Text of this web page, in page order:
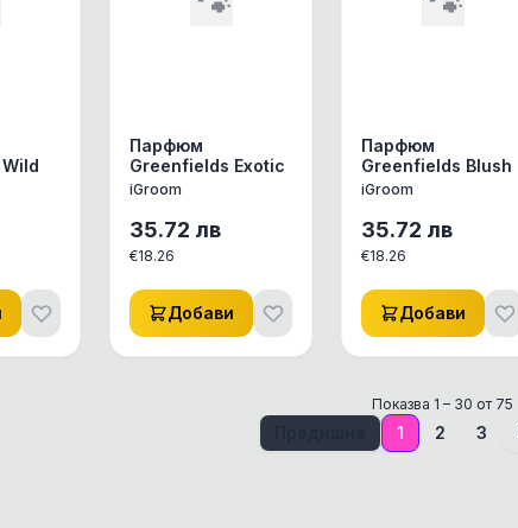
Парфюм
Greenfields Exotic
iGroom
35.72 лв
€18.26
Добави
Парфюм
Greenfields Blush
iGroom
35.72 лв
€18.26
Добави
Показва 1 – 30 от 75
1 2 3